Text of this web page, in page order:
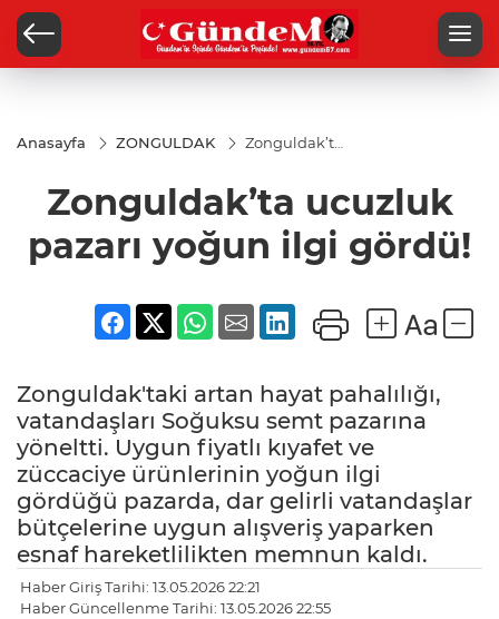
Anasayfa ZONGULDAK
Zonguldak’ta
ilgi gördü!
Zonguldak’ta ucuzluk
pazarı yoğun ilgi gördü!
Zonguldak'taki artan hayat pahalılığı,
vatandaşları Soğuksu semt pazarına
yöneltti. Uygun fiyatlı kıyafet ve
züccaciye ürünlerinin yoğun ilgi
gördüğü pazarda, dar gelirli vatandaşlar
bütçelerine uygun alışveriş yaparken
esnaf hareketlilikten memnun kaldı.
Haber Giriş Tarihi: 13.05.2026 22:21
Haber Güncellenme Tarihi: 13.05.2026 22:55